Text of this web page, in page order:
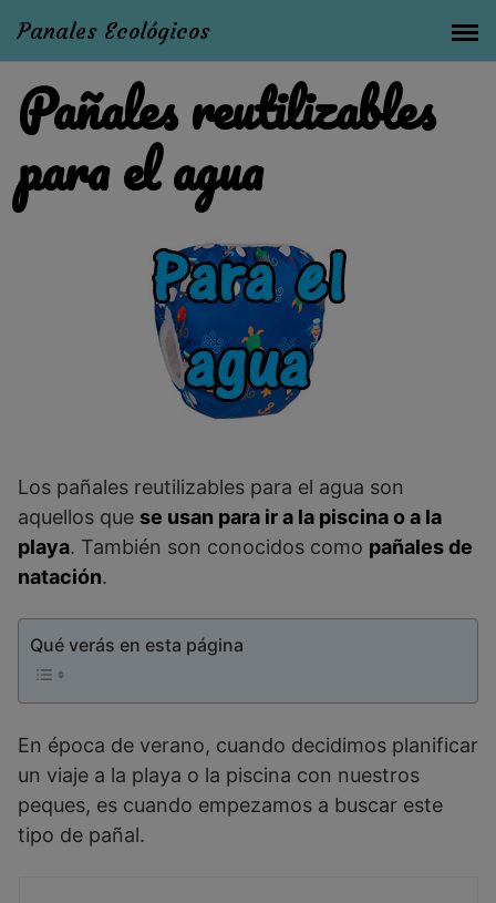
Panales Ecológicos
Pañales reutilizables
para el agua
Los pañales reutilizables para el agua son
aquellos que se usan para ir a la piscina o a la
playa. También son conocidos como pañales de
natación.
Qué verás en esta página
En época de verano, cuando decidimos planificar
un viaje a la playa o la piscina con nuestros
peques, es cuando empezamos a buscar este
tipo de pañal.